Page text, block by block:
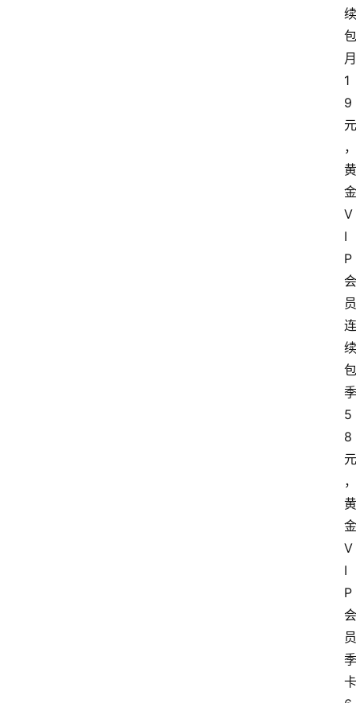
续
包
月
1
9
元
，
黄
金
V
I
P
会
员
连
续
包
季
5
8
元
，
黄
金
V
I
P
会
员
季
卡